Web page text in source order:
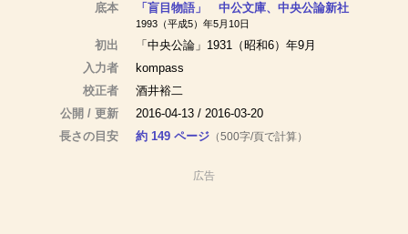
底本
「盲目物語」 中公文庫、中央公論新社
1993（平成5）年5月10日
初出
「中央公論」1931（昭和6）年9月
入力者
kompass
校正者
酒井裕二
公開 / 更新
2016-04-13 / 2016-03-20
長さの目安
約 149 ページ （500字/頁で計算）
広告